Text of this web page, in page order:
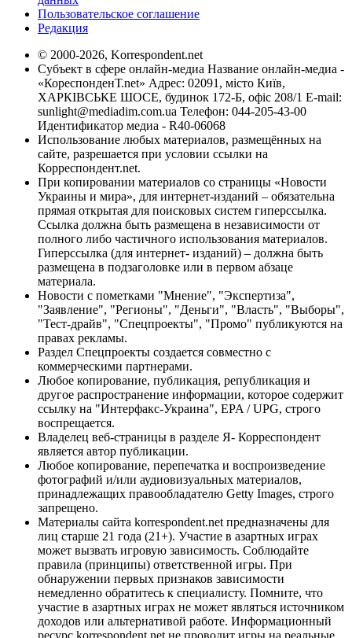
Пользовательское соглашение
Редакция
© 2000-2026, Korrespondent.net
Субъект в сфере онлайн-медиа Название онлайн-медиа -
«КореспонденТ.net» Адрес: 02091, місто Київ,
ХАРКІВСЬКЕ ШОСЕ, будинок 172-Б, офіс 208/1 E-mail:
sunlight@mediadim.com.ua Телефон: 044-205-43-00
Идентификатор медиа - R40-06068
Использование любых материалов, размещённых на
сайте, разрешается при условии ссылки на
Корреспондент.net.
При копировании материалов со страницы «Новости
Украины и мира», для интернет-изданий – обязательна
прямая открытая для поисковых систем гиперссылка.
Ссылка должна быть размещена в независимости от
полного либо частичного использования материалов.
Гиперссылка (для интернет- изданий) – должна быть
размещена в подзаголовке или в первом абзаце
материала.
Новости с пометками "Мнение", "Экспертиза",
"Заявление", "Регионы", "Деньги", "Власть", "Выборы",
"Тест-драйв", "Спецпроекты", "Промо" публикуются на
правах рекламы.
Раздел Спецпроекты создается совместно с
коммерческими партнерами.
Любое копирование, публикация, републикация и
другое распространение информации, которое содержит
ссылку на "Интерфакс-Украина", EPA / UPG, строго
воспрещается.
Владелец веб-страницы в разделе Я- Корреспондент
является автор публикации.
Любое копирование, перепечатка и воспроизведение
фотографий и/или аудиовизуальных материалов,
принадлежащих правообладателю Getty Images, строго
запрещено.
Материалы сайта korrespondent.net предназначены для
лиц старше 21 года (21+). Участие в азартных играх
может вызвать игровую зависимость. Соблюдайте
правила (принципы) ответственной игры. При
обнаружении первых признаков зависимости
немедленно обратитесь к специалисту. Помните, что
участие в азартных играх не может являться источником
доходов или альтернативой работе. Информационный